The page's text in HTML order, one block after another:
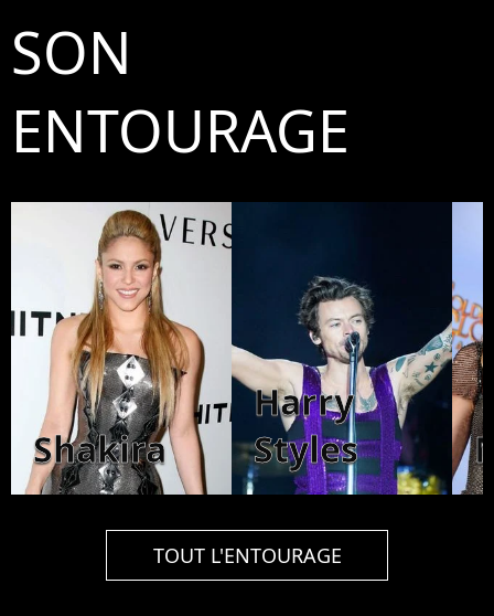
SON
ENTOURAGE
Shakira
Harry
Styles
TOUT L'ENTOURAGE